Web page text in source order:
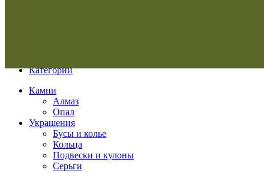
Категории
Камни
Алмаз
Опал
Украшения
Бусы и колье
Кольца
Подвески и кулоны
Серьги